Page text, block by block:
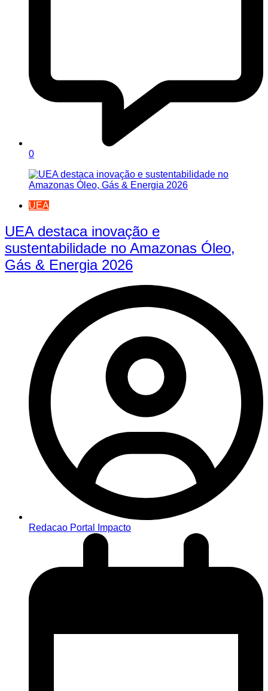
0
UEA
UEA destaca inovação e
sustentabilidade no Amazonas Óleo,
Gás & Energia 2026
Redacao Portal Impacto